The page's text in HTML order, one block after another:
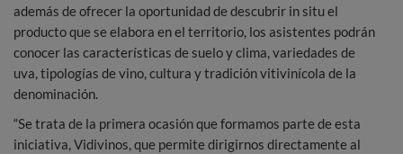
además de ofrecer la oportunidad de descubrir in situ el
producto que se elabora en el territorio, los asistentes podrán
conocer las características de suelo y clima, variedades de
uva, tipologías de vino, cultura y tradición vitivinícola de la
denominación.
“Se trata de la primera ocasión que formamos parte de esta
iniciativa, Vidivinos, que permite dirigirnos directamente al